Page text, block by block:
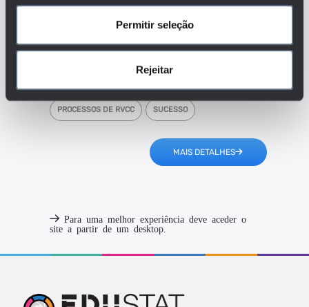
Permitir seleção
Rejeitar
EFICIÊNCIA FORMATIVA ENSINO BÁSICO
ENSINO PROFISSIONAL E OUTRAS VIAS ALTERNATIVAS
PROCESSOS DE RVCC SUCESSO
MAIS DETALHES
Para uma melhor experiência deve aceder o
site a partir de um desktop.